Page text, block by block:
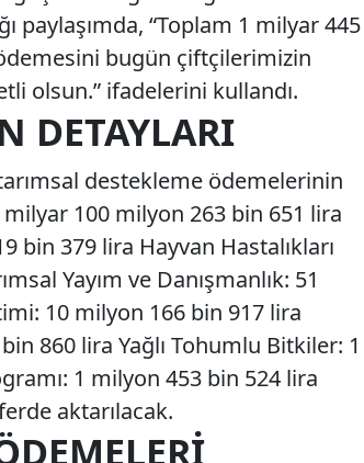
paylaşımda, “Toplam 1 milyar 445
bugün çiftçilerimizin
olsun.” ifadelerini kullandı.
DETAYLARI
destekleme ödemelerinin
milyar 100 milyon 263 bin 651 lira
bin 379 lira Hayvan Hastalıkları
Yayım ve Danışmanlık: 51
10 milyon 166 bin 917 lira
860 lira Yağlı Tohumlu Bitkiler: 1
1 milyon 453 bin 524 lira
aktarılacak.